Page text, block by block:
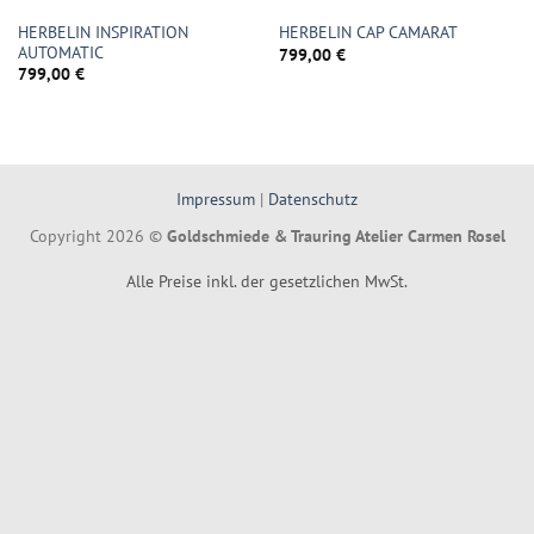
HERBELIN INSPIRATION
AUTOMATIC
799,00 €
HERBELIN CAP CAMARAT
799,00 €
Impressum | Datenschutz
Copyright 2026 © Goldschmiede & Trauring Atelier Carmen Rosel
Alle Preise inkl. der gesetzlichen MwSt.